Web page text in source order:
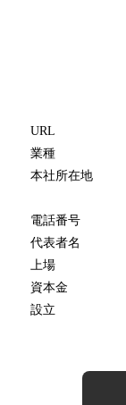
URL
業種
本社所在地
電話番号
代表者名
上場
資本金
設立